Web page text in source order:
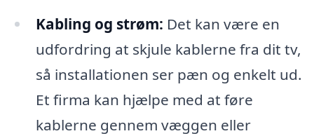
Kabling og strøm: Det kan være en
udfordring at skjule kablerne fra dit tv,
så installationen ser pæn og enkelt ud.
Et firma kan hjælpe med at føre
kablerne gennem væggen eller